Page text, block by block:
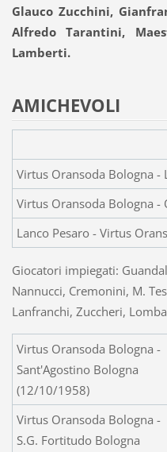
Glauco Zucchini,
Alfredo Tarantini,
Lamberti.
AMICHEVOLI
Virtus Oransoda Bologna -
Virtus Oransoda Bologna
Lanco Pesaro - Virtus
Giocatori impiegati:
Nannucci, Cremonini, M.
Lanfranchi, Zuccheri,
Virtus Oransoda Bologna -
Sant'Agostino Bologna
(12/10/1958)
Virtus Oransoda Bologna -
S.G. Fortitudo Bologna